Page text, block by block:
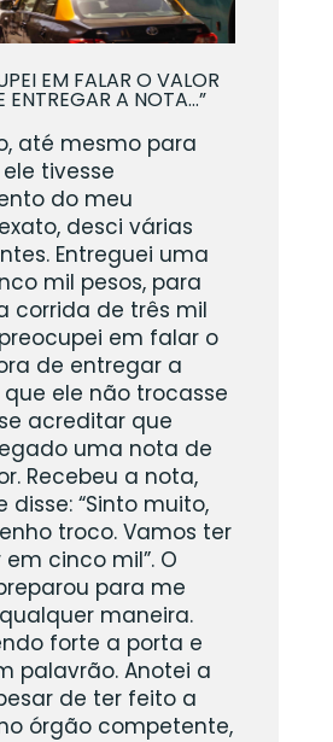
EM FALAR O VALOR
ENTREGAR A NOTA…”
até mesmo para
tivesse
do meu
desci várias
Entreguei uma
mil pesos, para
corrida de três mil
em falar o
de entregar a
ele não trocasse
acreditar que
uma nota de
Recebeu a nota,
disse: “Sinto muito,
troco. Vamos ter
cinco mil”. O
para me
maneira.
forte a porta e
palavrão. Anotei a
de ter feito a
órgão competente,